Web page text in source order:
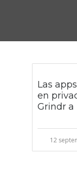
Las
en
Grindr a
12